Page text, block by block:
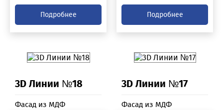
Подробнее Подробнее
3D Линии №18
Фасад из МДФ
3D Линии №17
Фасад из МДФ